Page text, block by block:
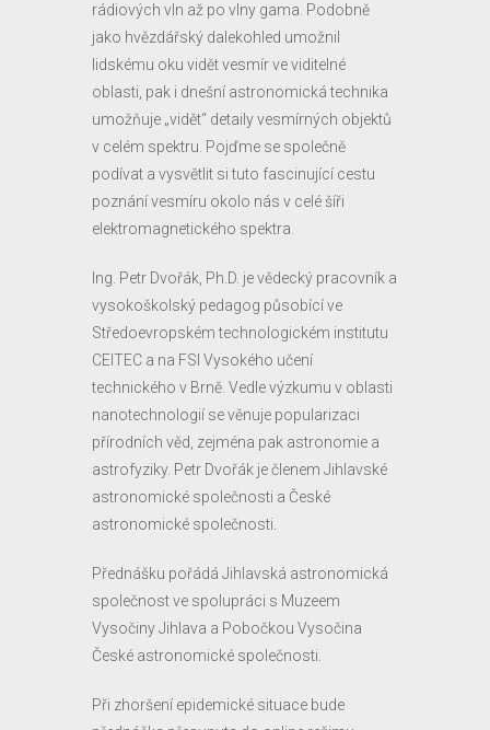
rádiových vln až po vlny gama. Podobně
jako hvězdářský dalekohled umožnil
lidskému oku vidět vesmír ve viditelné
oblasti, pak i dnešní astronomická technika
umožňuje „vidět“ detaily vesmírných objektů
v celém spektru. Pojďme se společně
podívat a vysvětlit si tuto fascinující cestu
poznání vesmíru okolo nás v celé šíři
elektromagnetického spektra.
Ing. Petr Dvořák, Ph.D. je vědecký pracovník a
vysokoškolský pedagog působící ve
Středoevropském technologickém institutu
CEITEC a na FSI Vysokého učení
technického v Brně. Vedle výzkumu v oblasti
nanotechnologií se věnuje popularizaci
přírodních věd, zejména pak astronomie a
astrofyziky. Petr Dvořák je členem Jihlavské
astronomické společnosti a České
astronomické společnosti.
Přednášku pořádá Jihlavská astronomická
společnost ve spolupráci s Muzeem
Vysočiny Jihlava a Pobočkou Vysočina
České astronomické společnosti.
Při zhoršení epidemické situace bude